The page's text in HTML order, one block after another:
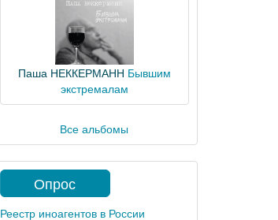
Паша НЕККЕРМАНН Бывшим
экстремалам
Все альбомы
Опрос
Реестр иноагентов в России